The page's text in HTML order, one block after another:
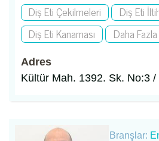
Diş Eti Çekilmeleri
Diş Eti
Diş Eti Kanaması
Daha Fazla
Adres
Kültür Mah. 1392. Sk. No:3 /
Branşlar: